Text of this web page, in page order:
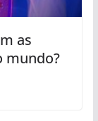
as
mundo?